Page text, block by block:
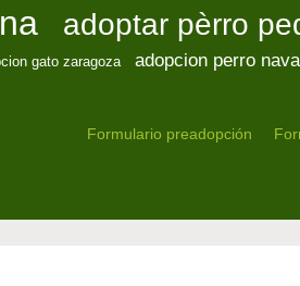
adoptar pèrro
gato zaragoza adopcion perro
Formulario preadopción